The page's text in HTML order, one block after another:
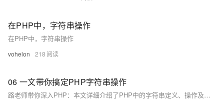
在PHP中，字符串操作
在PHP中，字符串操作
vohelon 218
06 一文带你搞定PHP字符串操作
路老师带你深入PHP：本文详细介绍了PHP中的字符串定义、操作及常用函数，包括字符串的定义方式、定界符、字符串操作（如去除空格、获取长度、截取、替换、分割和合成等）。通过实例讲解，帮助你快速掌握PHP字符串处理技巧。